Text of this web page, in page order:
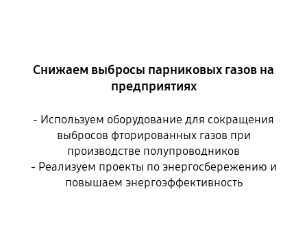
Снижаем выбросы парниковых газов на
предприятиях
- Используем оборудование для сокращения
выбросов фторированных газов при
производстве полупроводников
- Реализуем проекты по энергосбережению и
повышаем энергоэффективность